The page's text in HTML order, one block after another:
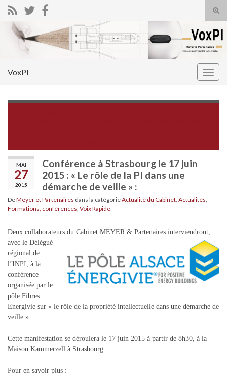
Search for:
VoxPI
MAI
27
2015
Conférence à Strasbourg le 17 juin
2015 : « Le rôle de la PI dans une
démarche de veille » :
DeMeyer et Partenaires dans la catégorieActualité du Cabinet Actualités
Formations, conférences Voix Rapide
Deux collaborateurs du Cabinet MEYER & Partenaires interviendront,
avec le Délégué
régional de
l’INPI, à la
conférence
organisée par le
pôle Fibres
Energivie sur « le rôle de la propriété intellectuelle dans une démarche de
veille ».
Cette manifestation se déroulera le 17 juin 2015 à partir de 8h30, à la
Maison Kammerzell à Strasbourg.
Pour en savoir plus :